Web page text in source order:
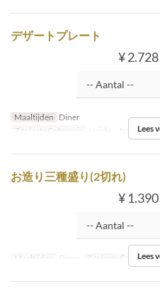
デザートプレート
¥ 2.728
Maaltijden Diner
Zitplaats Categorie
Inside tatami,Lees
お造り三種盛り(2切れ)
¥ 1.390
Maaltijden Diner Zitplaats Categorie
Lees